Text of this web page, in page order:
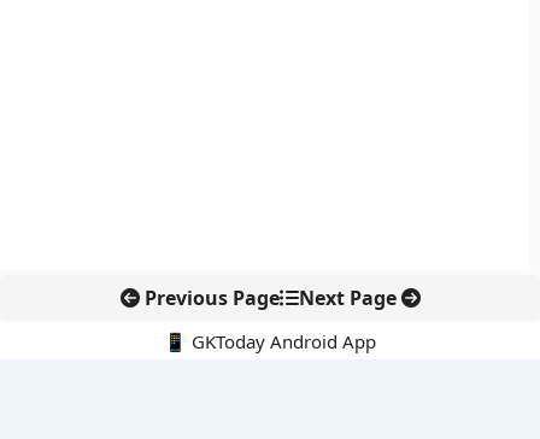
Previous Page Next Page
📱 GKToday Android App